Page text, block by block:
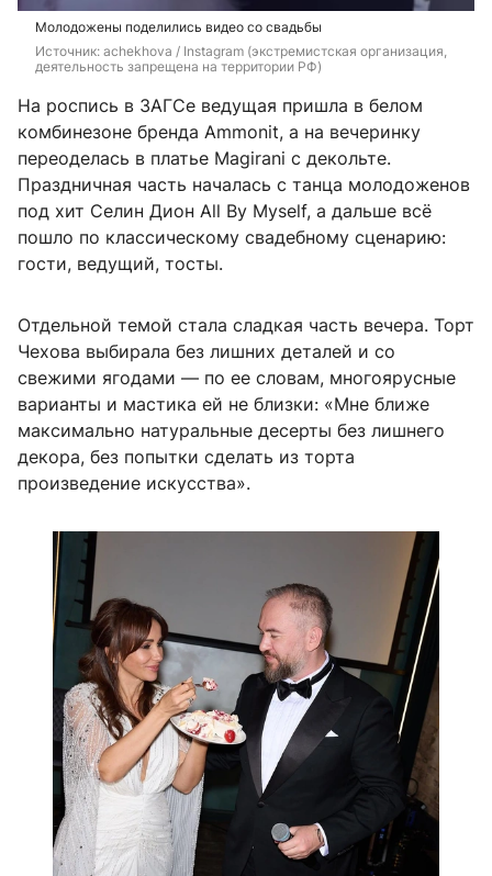
Молодожены поделились видео со свадьбы
Источник: achekhova / Instagram (экстремистская организация,
деятельность запрещена на территории РФ)
На роспись в ЗАГСе ведущая пришла в белом
комбинезоне бренда Ammonit, а на вечеринку
переоделась в платье Magirani с декольте.
Праздничная часть началась с танца молодоженов
под хит Селин Дион All By Myself, а дальше всё
пошло по классическому свадебному сценарию:
гости, ведущий, тосты.
Отдельной темой стала сладкая часть вечера. Торт
Чехова выбирала без лишних деталей и со
свежими ягодами — по ее словам, многоярусные
варианты и мастика ей не близки: «Мне ближе
максимально натуральные десерты без лишнего
декора, без попытки сделать из торта
произведение искусства».